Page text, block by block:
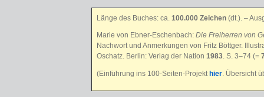
Länge des Buches: ca. 100.000 Zeichen (dt.). –
Marie von Ebner-Eschenbach: Die Freiherren von
Nachwort und Anmerkungen von Fritz Böttger.
Oschatz. Berlin: Verlag der Nation 1983 . S. 3–74 (=
(Einführung ins 100-Seiten-Projekt hier . Übersicht